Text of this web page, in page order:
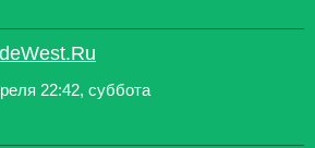
22:42, суббота